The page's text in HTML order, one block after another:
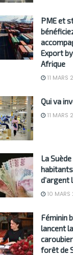
PME et
Export
Afrique
11 MARS
Qui va
11 MARS
La
d’argent
10
Féminin
lancent
forêt de